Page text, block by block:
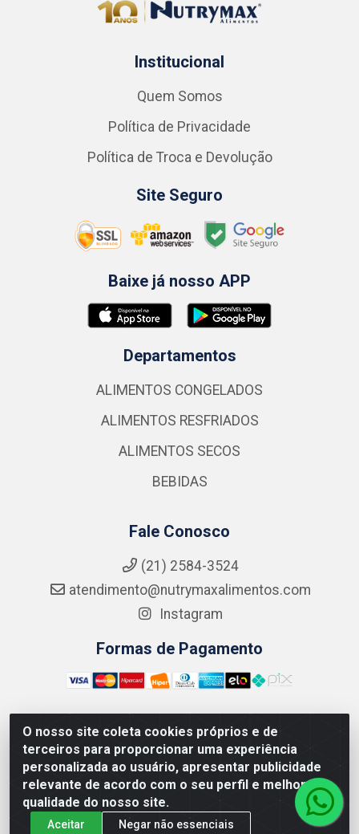
O nosso site coleta cookies próprios e de
terceiros para proporcionar uma experiência
personalizada ao usuário, apresentar publicidade
relevante de acordo com o seu perfil e melhorar a
qualidade do nosso site.
Aceitar Negar não essenciais
Institucional
Quem Somos
Política de Privacidade
Política de Troca e Devolução
Site Seguro
Baixe já nosso APP
Departamentos
ALIMENTOS CONGELADOS
ALIMENTOS RESFRIADOS
ALIMENTOS SECOS
BEBIDAS
Fale Conosco
(21) 2584-3524
atendimento@nutrymaxalimentos.com
Instagram
Formas de Pagamento
NUTRY MAX COMÉRCIO DE PRODUTOS ALIMENTICIOS
LTDA - RUA DO FEIJÃO, 721 PENHA CIRCULAR/RJ -
CNPJ: 15.796.122/0001-03